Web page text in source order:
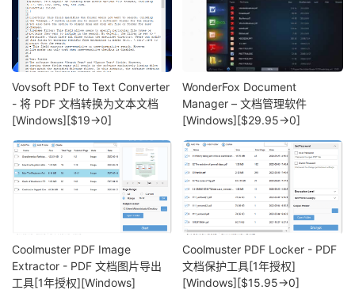
Vovsoft PDF to Text Converter
- 将 PDF 文档转换为文本文档
[Windows][$19→0]
WonderFox Document
Manager – 文档管理软件
[Windows][$29.95→0]
Coolmuster PDF Image
Extractor - PDF 文档图片导出
工具[1年授权][Windows]
Coolmuster PDF Locker - PDF
文档保护工具[1年授权]
[Windows][$15.95→0]